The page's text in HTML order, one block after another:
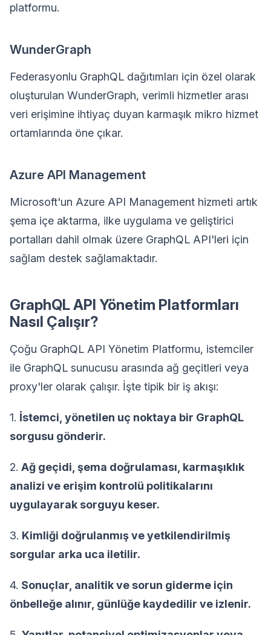
platformu.
WunderGraph
Federasyonlu GraphQL dağıtımları için özel olarak
oluşturulan WunderGraph, verimli hizmetler arası
veri erişimine ihtiyaç duyan karmaşık mikro hizmet
ortamlarında öne çıkar.
Azure API Management
Microsoft'un Azure API Management hizmeti artık
şema içe aktarma, ilke uygulama ve geliştirici
portalları dahil olmak üzere GraphQL API'leri için
sağlam destek sağlamaktadır.
GraphQL API Yönetim Platformları
Nasıl Çalışır?
Çoğu GraphQL API Yönetim Platformu, istemciler
ile GraphQL sunucusu arasında ağ geçitleri veya
proxy'ler olarak çalışır. İşte tipik bir iş akışı:
1. İstemci, yönetilen uç noktaya bir GraphQL
sorgusu gönderir.
2. Ağ geçidi, şema doğrulaması, karmaşıklık
analizi ve erişim kontrolü politikalarını
uygulayarak sorguyu keser.
3. Kimliği doğrulanmış ve yetkilendirilmiş
sorgular arka uca iletilir.
4. Sonuçlar, analitik ve sorun giderme için
önbelleğe alınır, günlüğe kaydedilir ve izlenir.